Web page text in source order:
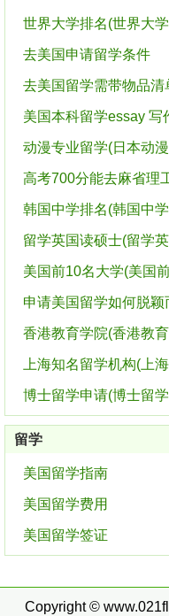
世界大学排名(世界大
去美国申请留学条件
去美国留学需带物品清
美国本科留学essay 写
动漫专业留学(日本动
高考700分能去麻省理
韩国中学排名(韩国中
留学英国读硕士(留学
美国前10名大学(美国
申请美国留学如何脱颖
香港教育学院(香港教
上海知名留学机构(上
博士留学申请(博士留
留学
美国留学指南
美国留学费用
美国留学签证
Copyright ©